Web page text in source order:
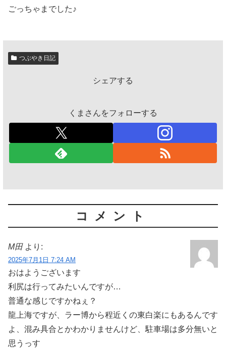
ごっちゃまでした♪
つぶやき日記
シェアする
くまさんをフォローする
コメント
M田 より:
2025年7月1日 7:24 AM
おはようございます
利尻は行ってみたいんですが…
普通な感じですかねぇ？
龍上海ですが、ラー博から程近くの東白楽にもあるんです
よ、混み具合とかわかりませんけど、駐車場は多分無いと
思うっす